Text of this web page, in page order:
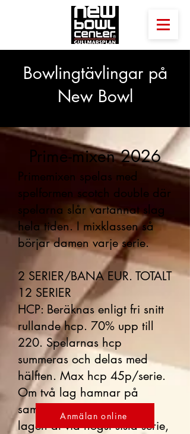
Bowlingtävlingar på
New Bowl
Prime-mixen 2026
Primemixen spelas med
spelformen scotch double där
spelarna slår vartannat slag
hela tiden. I mixklassen så
börjar damen varje serie.
2 SERIER/BANA EUR. TOTALT
12 SERIER
HCP: Beräknas enligt fri snitt
rullande hcp. 70% upp till
220. Spelarnas hcp
summeras och delas med
hälften. Max hcp 45p/serie.
Om två lag hamnar på
samma poäng så särskiljs
lagen åt via högst sista serie,
Anmälan online